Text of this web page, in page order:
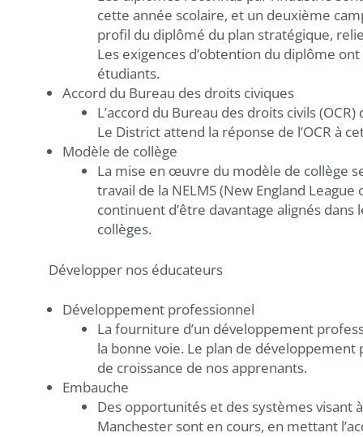
cette année scolaire, et un deuxième
profil du diplômé du plan stratégique,
Les exigences d’obtention du diplôme
étudiants.
Accord du Bureau des droits civiques
L’accord du Bureau des droits civils
Le District attend la réponse de l’OCR à
Modèle de collège
La mise en œuvre du modèle de collège
travail de la NELMS (New England
continuent d’être davantage alignés
collèges.
Développer nos éducateurs
Développement professionnel
La fourniture d’un développement
la bonne voie. Le plan de
de croissance de nos apprenants.
Embauche
Des opportunités et des systèmes visant
Manchester sont en cours, en mettant